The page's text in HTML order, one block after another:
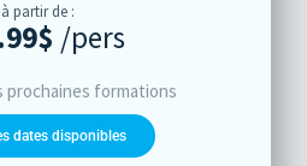
à partir de :
/pers
prochaines formations
dates disponibles